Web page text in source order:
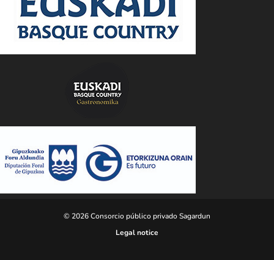
© 2026 Consorcio público privado Sagardun
Legal notice